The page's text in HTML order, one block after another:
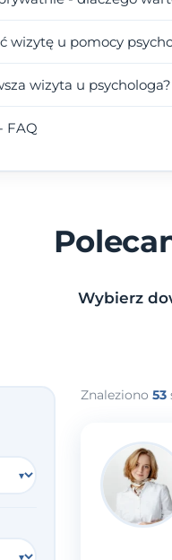
wizytę u pomocy
wizyta u psychologa?
FAQ
Wybierz
Znaleziono 53